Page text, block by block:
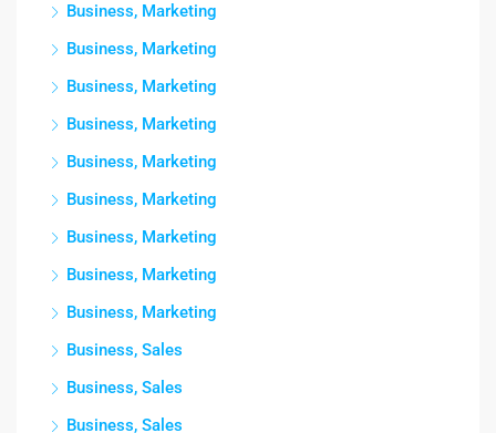
Business, Marketing
Business, Marketing
Business, Marketing
Business, Marketing
Business, Marketing
Business, Marketing
Business, Marketing
Business, Marketing
Business, Marketing
Business, Sales
Business, Sales
Business, Sales